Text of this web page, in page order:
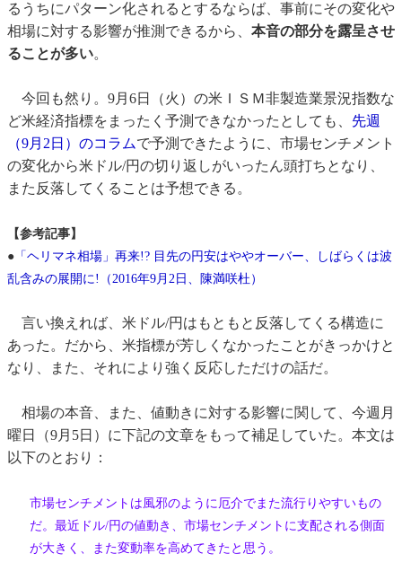
るうちにパターン化されるとするならば、事前にその変化や
相場に対する影響が推測できるから、 本音の部分を露呈させ
ることが多い。
今回も然り。9月6日（火）の米ＩＳＭ非製造業景況指数な
ど米経済指標をまったく予測できなかったとしても、 先週
（9月2日）のコラムで予測できたように、市場センチメント
の変化から米ドル/円の切り返しがいったん頭打ちとなり、
また反落してくることは予想できる。
【参考記事】
● 「ヘリマネ相場」再来!? 目先の円安はややオーバー、しばらくは波
乱含みの展開に!（2016年9月2日、陳満咲杜）
言い換えれば、米ドル/円はもともと反落してくる構造に
あった。だから、米指標が芳しくなかったことがきっかけと
なり、また、それにより強く反応しただけの話だ。
相場の本音、また、値動きに対する影響に関して、今週月
曜日（9月5日）に下記の文章をもって補足していた。本文は
以下のとおり：
市場センチメントは風邪のように厄介でまた流行りやすいもの
だ。最近ドル/円の値動き、市場センチメントに支配される側面
が大きく、また変動率を高めてきたと思う。